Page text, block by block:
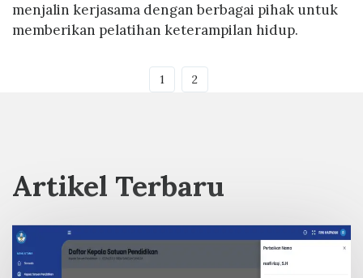
menjalin kerjasama dengan berbagai pihak untuk
memberikan pelatihan keterampilan hidup.
1 2
Artikel Terbaru